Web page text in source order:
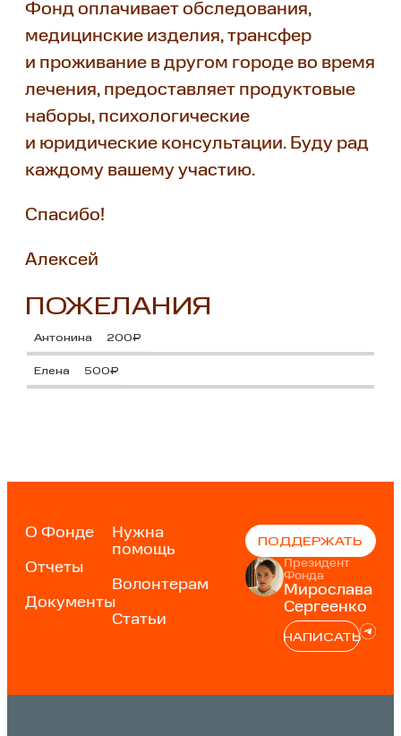
Фонд оплачивает обследования,
медицинские изделия, трансфер
и проживание в другом городе во время
лечения, предоставляет продуктовые
наборы, психологические
и юридические консультации. Буду рад
каждому вашему участию.
Спасибо!
Алексей
ПОЖЕЛАНИЯ
Антонина 200₽
Елена 500₽
О Фонде
Отчеты
Документы
Нужна
помощь
Волонтерам
Статьи
ПОДДЕРЖАТЬ
Президент
Фонда
Мирослава
Сергеенко
НАПИСАТЬ